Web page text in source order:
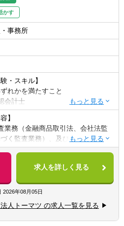
求人情報
かす
事務所
・スキル】
れかを満たすこと
会計士
会計士試験合格、かつ、監査実務
】
業務（金融商品取引法、会社法監
く監査業務）、及びその他周辺業
求人を詳しく見る
2026年08月05日
人トーマツ の求人一覧を見る